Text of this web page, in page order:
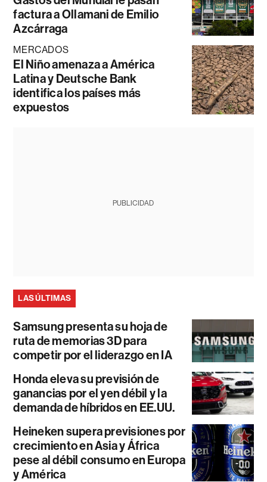
factura a Ollamani de Emilio
Azcárraga
MERCADOS
El Niño amenaza a América
Latina y Deutsche Bank
identifica los países más
expuestos
PUBLICIDAD
LAS ÚLTIMAS
Samsung presenta su hoja de
ruta de memorias 3D para
competir por el liderazgo en IA
Honda eleva su previsión de
ganancias por el yen débil y la
demanda de híbridos en EE.UU.
Heineken supera previsiones por
crecimiento en Asia y África
pese al débil consumo en Europa
y América